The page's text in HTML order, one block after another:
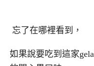
忘了在哪裡看到，
如果說要吃到這家